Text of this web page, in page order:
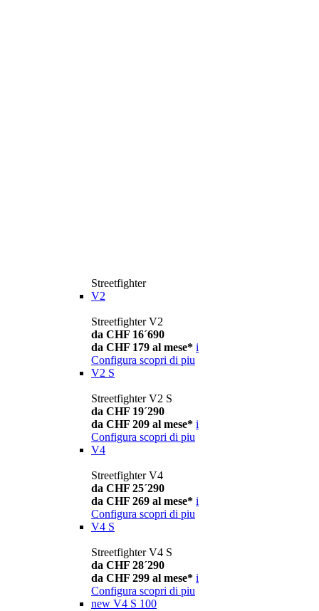
Streetfighter
V2
Streetfighter V2
da CHF 16´690
da CHF 179 al mese* i
Configura scopri di piu
V2 S
Streetfighter V2 S
da CHF 19´290
da CHF 209 al mese* i
Configura scopri di piu
V4
Streetfighter V4
da CHF 25´290
da CHF 269 al mese* i
Configura scopri di piu
V4 S
Streetfighter V4 S
da CHF 28´290
da CHF 299 al mese* i
Configura scopri di piu
new V4 S 100